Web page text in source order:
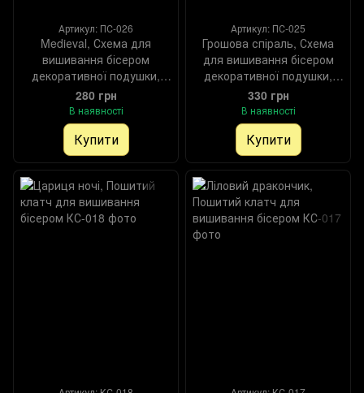
Артикул: ПС-026
Mediеval, Схема для
вишивання бісером
декоративної подушки,
Схема
280 грн
В наявності
Купити
Артикул: ПС-025
Грошова спіраль, Схема
для вишивання бісером
декоративної подушки,
Схема
330 грн
В наявності
Купити